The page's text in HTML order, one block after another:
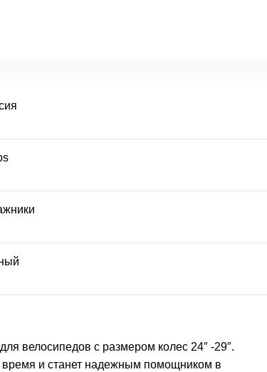
велосипедов с размером колес 24″ -29″.
время и станет надежным помощником в